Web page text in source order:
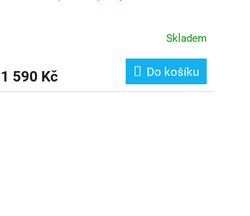
Skladem
1 590 Kč Do košíku